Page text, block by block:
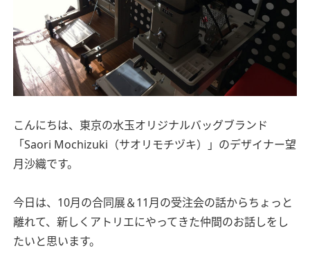
こんにちは、東京の水玉オリジナルバッグブランド
「Saori Mochizuki（サオリモチヅキ）」のデザイナー望
月沙織です。
今日は、10月の合同展＆11月の受注会の話からちょっと
離れて、新しくアトリエにやってきた仲間のお話しをし
たいと思います。